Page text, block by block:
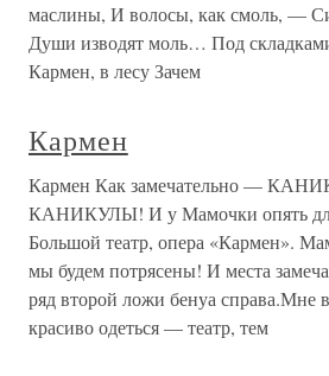
маслины, И волосы, как смоль, —
Души изводят моль… Под
Кармен, в лесу Зачем
Кармен
Кармен Как замечательно —
КАНИКУЛЫ! И у Мамочки опять
Большой театр, опера «Кармен».
мы будем потрясены! И места
ряд второй ложи бенуа справа.Мне
красиво одеться — театр, тем